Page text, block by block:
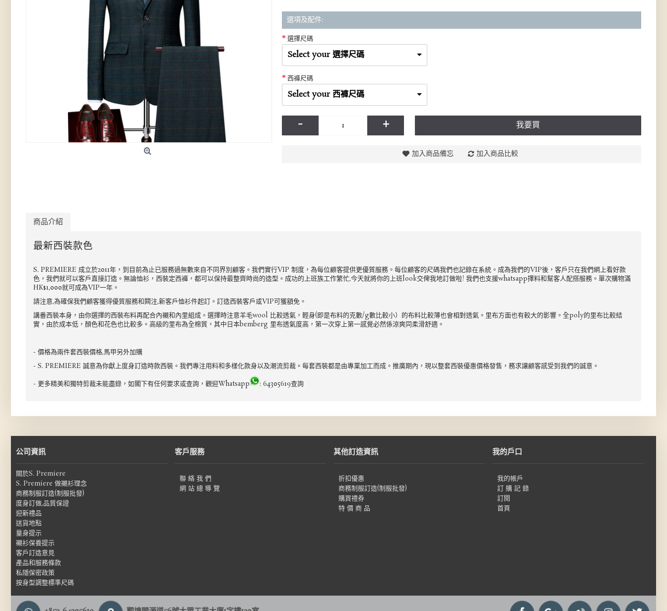
選項及配件:
選擇尺碼
Select your 選擇尺碼
西褲尺碼
Select your 西褲尺碼
- + 我要買
加入商品備忘 加入商品比較
商品介紹
最新西裝款色
S. PREMIERE 成立於2011年，到目前為止已服務過無數來自不同界別顧客。我們實行VIP 制度，為每位顧客提供更優質服務。每位顧客的尺碼我們也記錄在系統。成為我們的VIP後，客戶只在我們網上看好款
色，我們就可以客戶直接訂造。無論恤衫，西裝定西褲，都可以保持最整齊時尚的造型。成功的上班族工作繁忙,今天就將你的上班look交俾我地訂做啦! 我們也支援whatsapp擇料和幫客人配搭服務。單次購物滿
HK$1,000就可成為VIP一年。
請注意,為確保我們顧客獲得優質服務和闗注,新客戶恤衫件起訂。訂造西裝客戶或VIP可獲額免。
講番西裝本身，由你選擇的西裝布料再配合內襯和內里組成。選擇時注意羊毛wool 比較透氣，輕身(即是布料的克數/g數比較小）的布料比較薄也會相對透氣。里布方面也有較大的影響。全poly的里布比較結
實，由於成本低，顏色和花色也比較多。高級的里布為全棉質，其中日本bemberg 里布透氣度高，第一次穿上第一感覺必然係涼爽同柔滑舒適。
- 價格為兩件套西裝價格,馬甲另外加購
- S. PREMIERE 誠意為你獻上度身訂造時款西裝。我們專注用料和多樣化款身以及潮流剪裁。每套西裝都是由專業加工而成。推廣期內，現以整套西裝優惠價格發售，務求讓顧客感受到我們的誠意。
- 更多精美和獨特剪裁未能盡錄，如閣下有任何要求或查詢，觀迎Whatsapp
: 64305619查詢
公司資訊
關於S. Premiere
S. Premiere 做襯衫理念
商務制服訂造(制服批發)
度身訂做,品質保證
迎新禮品
送貨地點
量身提示
襯衫保養提示
客戶訂造意見
產品和服務條款
私隱保密政策
按身型調整標準尺碼
客戶服務
聯 絡 我 們
網 站 總 導 覽
其他訂造資訊
折扣優惠
商務制服訂造(制服批發)
購買禮券
特 價 商 品
我的戶口
我的帳戶
訂 購 記 錄
訂閱
首頁